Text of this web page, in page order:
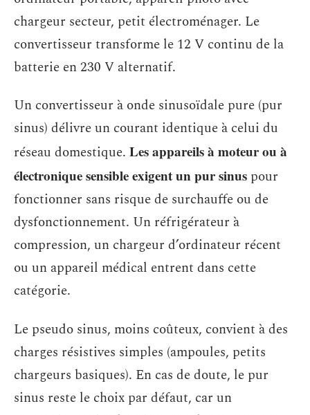
chargeur secteur, petit électroménager. Le
convertisseur transforme le 12 V continu de la
batterie en 230 V alternatif.
Un convertisseur à onde sinusoïdale pure (pur
sinus) délivre un courant identique à celui du
réseau domestique. Les appareils à moteur ou à
électronique sensible exigent un pur sinus pour
fonctionner sans risque de surchauffe ou de
dysfonctionnement. Un réfrigérateur à
compression, un chargeur d’ordinateur récent
ou un appareil médical entrent dans cette
catégorie.
Le pseudo sinus, moins coûteux, convient à des
charges résistives simples (ampoules, petits
chargeurs basiques). En cas de doute, le pur
sinus reste le choix par défaut, car un